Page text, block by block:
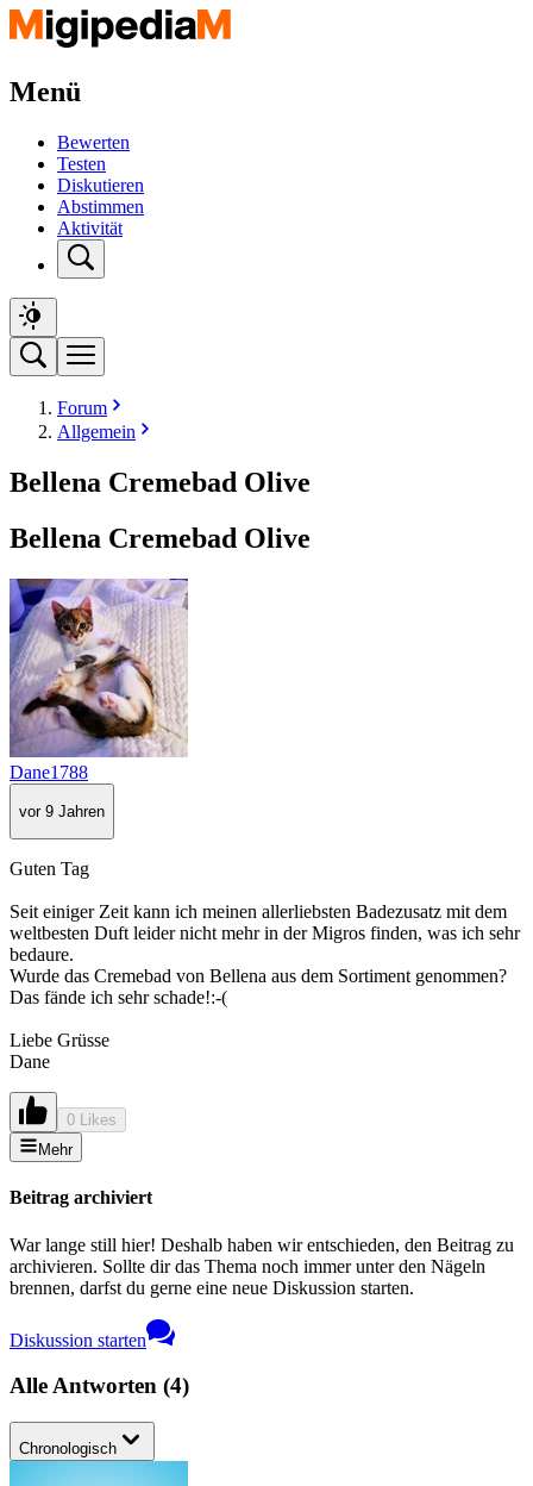
Menü
Bewerten
Testen
Diskutieren
Abstimmen
Aktivität
Forum
Allgemein
Bellena Cremebad Olive
Bellena Cremebad Olive
Dane1788
vor 9 Jahren
Guten Tag
Seit einiger Zeit kann ich meinen allerliebsten Badezusatz mit dem
weltbesten Duft leider nicht mehr in der Migros finden, was ich sehr
bedaure.
Wurde das Cremebad von Bellena aus dem Sortiment genommen?
Das fände ich sehr schade!:-(
Liebe Grüsse
Dane
0 Likes
Mehr
Beitrag archiviert
War lange still hier! Deshalb haben wir entschieden, den Beitrag zu
archivieren. Sollte dir das Thema noch immer unter den Nägeln
brennen, darfst du gerne eine neue Diskussion starten.
Diskussion starten
Alle Antworten (4)
Chronologisch